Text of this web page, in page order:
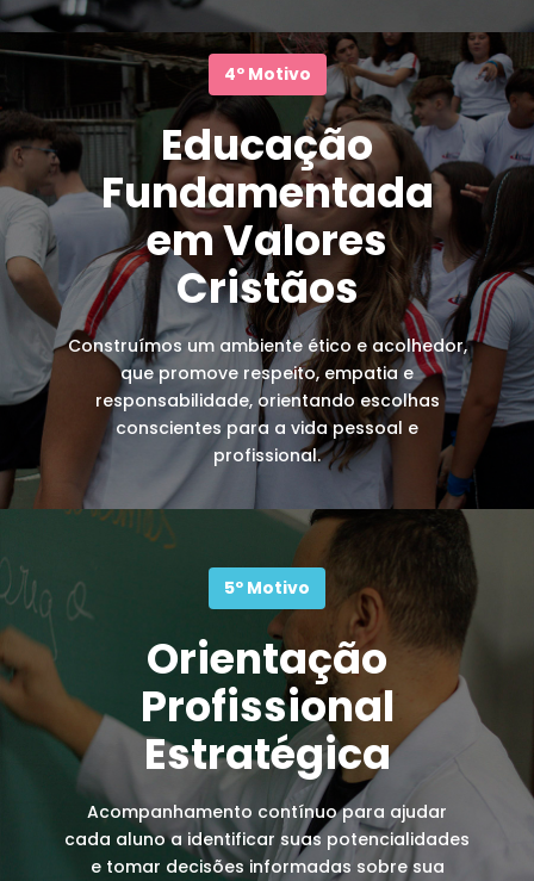
4º Motivo
Educação
Fundamentada
em Valores
Cristãos
Construímos um ambiente ético e acolhedor,
que promove respeito, empatia e
responsabilidade, orientando escolhas
conscientes para a vida pessoal e
profissional.
5º Motivo
Orientação
Profissional
Estratégica
Acompanhamento contínuo para ajudar
cada aluno a identificar suas potencialidades
e tomar decisões informadas sobre sua